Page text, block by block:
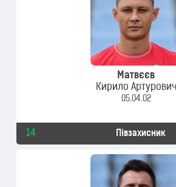
Матвєєв
Кирило Артурович
05.04.02
14 Півзахисник